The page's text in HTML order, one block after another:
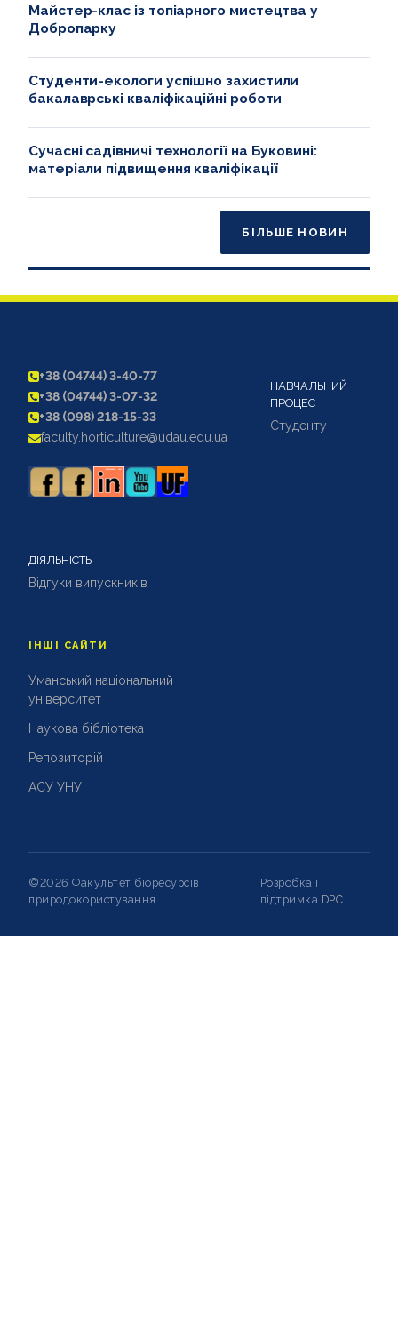
Майстер-клас із топіарного мистецтва у
Добропарку
Студенти-екологи успішно захистили
бакалаврські кваліфікаційні роботи
Сучасні садівничі технології на Буковині:
матеріали підвищення кваліфікації
БІЛЬШЕ НОВИН
+38 (04744) 3-40-77
+38 (04744) 3-07-32
+38 (098) 218-15-33
faculty.horticulture@udau.edu.ua
НАВЧАЛЬНИЙ
ПРОЦЕС
Студенту
ДІЯЛЬНІСТЬ
Відгуки випускників
ІНШІ САЙТИ
Уманський національний
університет
Наукова бібліотека
Репозиторій
АСУ УНУ
©2026 Факультет біоресурсів і
природокористування
Розробка і
підтримка DPC